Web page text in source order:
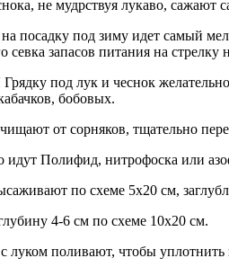
не мудрствуя лукаво, сажают
посадку под зиму идет самый
севка запасов питания на
под лук и чеснок желательно
бобовых.
от сорняков, тщательно
Полифид, нитрофоска или
по схеме 5х20 см,
4-6 см по схеме 10х20 см.
луком поливают, чтобы